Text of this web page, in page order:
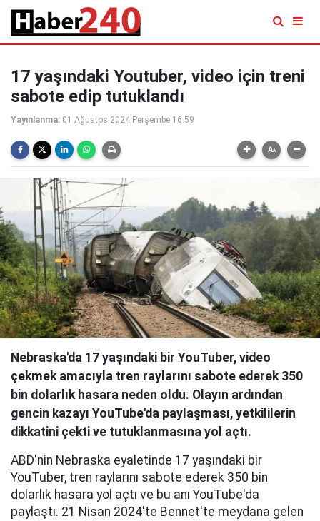
17 yaşındaki Youtuber, video için treni
sabote edip tutuklandı
Yayınlanma: 01 Ağustos 2024 Perşembe 16:59
Nebraska'da 17 yaşındaki bir YouTuber, video
çekmek amacıyla tren raylarını sabote ederek 350
bin dolarlık hasara neden oldu. Olayın ardından
gencin kazayı YouTube'da paylaşması, yetkililerin
dikkatini çekti ve tutuklanmasına yol açtı.
ABD'nin Nebraska eyaletinde 17 yaşındaki bir
YouTuber, tren raylarını sabote ederek 350 bin
dolarlık hasara yol açtı ve bu anı YouTube'da
paylaştı. 21 Nisan 2024'te Bennet'te meydana gelen